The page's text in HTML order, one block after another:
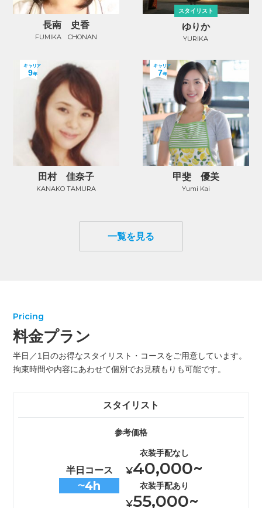
長南 史香
FUMIKA CHONAN
スタイリスト
ゆりか
YURIKA
キャリア
9年
田村 佳奈子
KANAKO TAMURA
キャリア
7年
甲斐 優美
Yumi Kai
一覧を見る
Pricing
料金プラン
半日／1日のお得なスタイリスト・コースをご用意しています。
拘束時間や内容にあわせて個別でお見積もりも可能です。
スタイリスト
参考価格
半日コース
〜4h
衣装手配なし
¥40,000~
衣装手配あり
¥55,000~